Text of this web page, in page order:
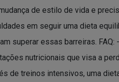
de estilo de vida e
em seguir uma dieta
superar essas barreiras.
nutricionais que visa a
de treinos intensivos, uma